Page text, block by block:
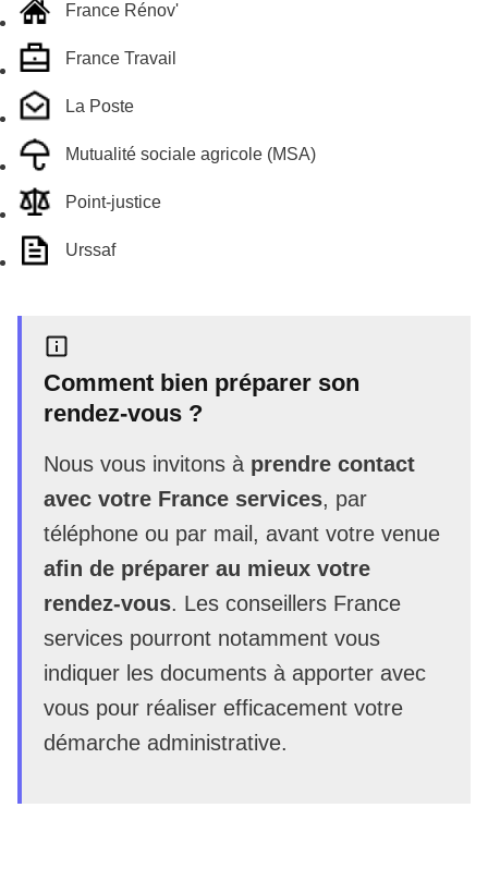
France Rénov'
France Travail
La Poste
Mutualité sociale agricole (MSA)
Point-justice
Urssaf
Comment bien préparer son
rendez-vous ?
Nous vous invitons à prendre contact
avec votre France services, par
téléphone ou par mail, avant votre venue
afin de préparer au mieux votre
rendez-vous. Les conseillers France
services pourront notamment vous
indiquer les documents à apporter avec
vous pour réaliser efficacement votre
démarche administrative.